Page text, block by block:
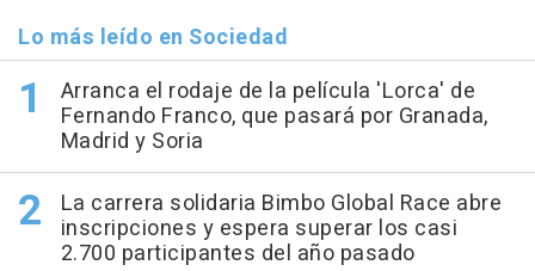
Lo más leído en Sociedad
Arranca el rodaje de la película 'Lorca' de
Fernando Franco, que pasará por Granada,
Madrid y Soria
La carrera solidaria Bimbo Global Race abre
inscripciones y espera superar los casi
2.700 participantes del año pasado